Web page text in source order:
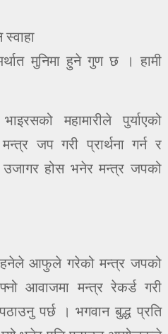
मुनिमा हुने गुण छ । हामी
महामारीले पुर्याएको
जप गरी प्रार्थना गर्न र
होस भनेर मन्त्र जपको
आफुले गरेको मन्त्र जपको
आवाजमा मन्त्र रेकर्ड गरी
पर्छ । भगवान बुद्ध प्रति